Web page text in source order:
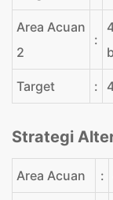
Area Acuan
2
:
Target :
Strategi
Area Acuan :